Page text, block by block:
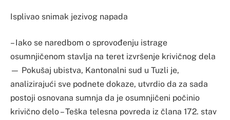
Isplivao snimak jezivog napada
– Iako se naredbom o sprovođenju istrage
osumnjičenom stavlja na teret izvršenje krivičnog dela
— Pokušaj ubistva, Kantonalni sud u Tuzli je,
analizirajući sve podnete dokaze, utvrdio da za sada
postoji osnovana sumnja da je osumnjičeni počinio
krivično delo – Teška telesna povreda iz člana 172. stav